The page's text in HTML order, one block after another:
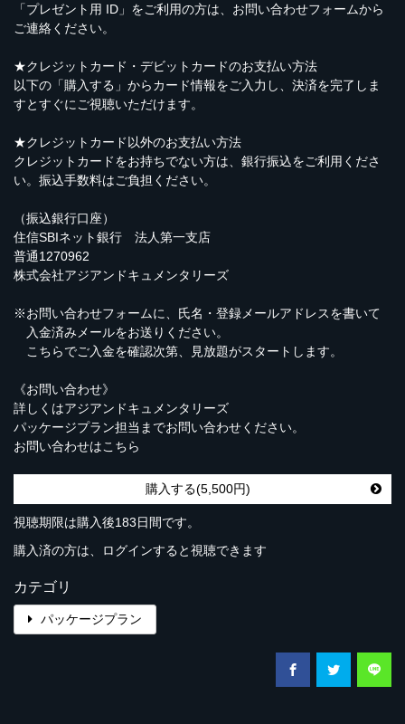
「プレゼント用 ID」をご利用の方は、 お問い合わせフォームから
ご連絡ください。
★クレジットカード・デビットカードのお支払い方法
以下の「購入する」からカード情報をご入力し、決済を完了しま
すとすぐにご視聴いただけます。
★クレジットカード以外のお支払い方法
クレジットカードをお持ちでない方は、銀行振込をご利用くださ
い。振込手数料はご負担ください。
（振込銀行口座）
住信SBIネット銀行 法人第一支店
普通1270962
株式会社アジアンドキュメンタリーズ
※お問い合わせフォームに、氏名・登録メールアドレスを書いて
入金済みメールをお送りください。
こちらでご入金を確認次第、見放題がスタートします。
《お問い合わせ》
詳しくはアジアンドキュメンタリーズ
パッケージプラン担当までお問い合わせください。
お問い合わせはこちら
購入する(5,500円)
視聴期限は購入後183日間です。
購入済の方は、ログインすると視聴できます
カテゴリ
パッケージプラン